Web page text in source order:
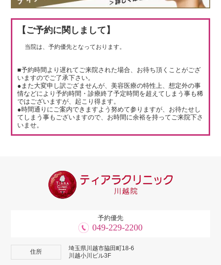
【ご予約に関しまして】
当院は、予約優先となっております。
■予約時間より遅れてご来院された場合、お待ち頂くことがござ
いますのでご了承下さい。
●また大変申し訳ござませんが、美容医療の特性上、想定外の事
情などにより予約時間・診療終了予定時間を超えてしまう事も稀
ではございますが、起こり得ます。
●時間通りにご案内できますよう努めて参りますが、お待たせし
てしまう事もございますので、お時間に余裕を持ってご来院下さ
いませ。
予約優先
049-229-2200
住所
埼玉県川越市脇田町18-6
川越小川ビル3F